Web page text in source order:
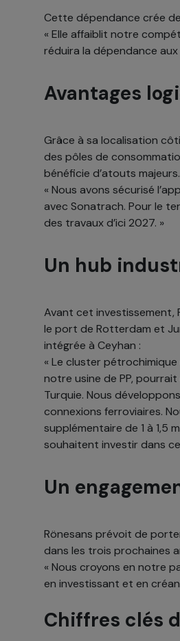
Cette dépendance crée
« Elle affaiblit notre
réduira la dépendance
Avantages
Grâce à sa localisation
des pôles de
bénéficie d’atouts majeurs.
« Nous avons sécurisé
avec Sonatrach. Pour le
des travaux d’ici 2027. »
Un hub
Avant cet investissement,
le port de Rotterdam et
intégrée à Ceyhan :
« Le cluster
notre usine de PP,
Turquie. Nous
connexions ferroviaires.
supplémentaire de 1 à 1,5
souhaitent investir dans
Un
Rönesans prévoit de
dans les trois prochaines
« Nous croyons en notre
en investissant et en
Chiffres clés